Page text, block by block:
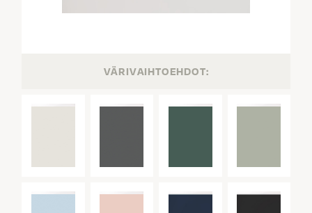
VÄRIVAIHTOEHDOT: